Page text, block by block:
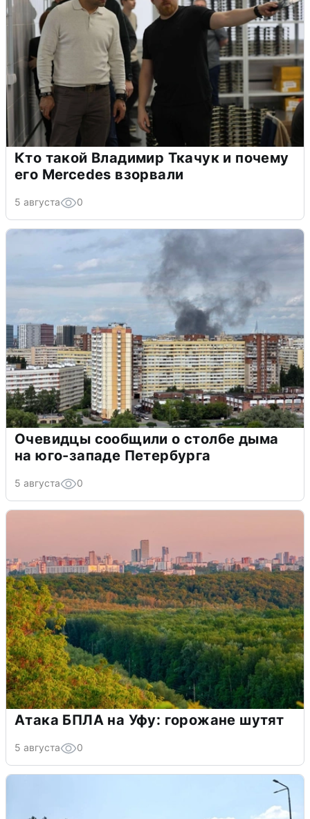
Кто такой Владимир Ткачук и почему
его Mercedes взорвали
5 августа 0
Очевидцы сообщили о столбе дыма
на юго-западе Петербурга
5 августа 0
Атака БПЛА на Уфу: горожане шутят
5 августа 0